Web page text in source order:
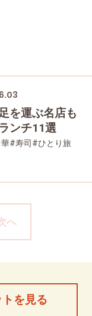
を運ぶ名店も
ンチ11選
#寿司 #ひとり旅
へ
を見る